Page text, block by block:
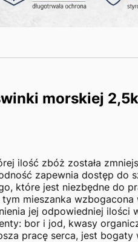
morskiej
ilość zbóż została
zapewnia dostęp do
które jest niezbędne do
mieszanka
jej odpowiedniej ilości
bor i jod, kwasy
pracę serca, jest